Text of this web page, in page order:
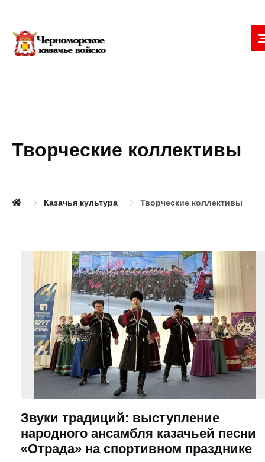
Творческие коллективы
Казачья культура Творческие коллективы
Звуки традиций: выступление
народного ансамбля казачьей песни
«Отрада» на спортивном празднике